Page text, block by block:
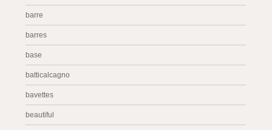
barre
barres
base
batticalcagno
bavettes
beautiful